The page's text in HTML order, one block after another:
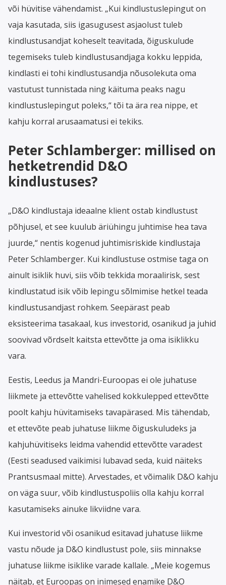
või hüvitise vähendamist. „Kui kindlustuslepingut on
vaja kasutada, siis igasugusest asjaolust tuleb
kindlustusandjat koheselt teavitada, õiguskulude
tegemiseks tuleb kindlustusandjaga kokku leppida,
kindlasti ei tohi kindlustusandja nõusolekuta oma
vastutust tunnistada ning käituma peaks nagu
kindlustuslepingut poleks,“ tõi ta ära rea nippe, et
kahju korral arusaamatusi ei tekiks.
Peter Schlamberger: millised on
hetketrendid D&O
kindlustuses?
„D&O kindlustaja ideaalne klient ostab kindlustust
põhjusel, et see kuulub äriühingu juhtimise hea tava
juurde,“ nentis kogenud juhtimisriskide kindlustaja
Peter Schlamberger. Kui kindlustuse ostmise taga on
ainult isiklik huvi, siis võib tekkida moraalirisk, sest
kindlustatud isik võib lepingu sõlmimise hetkel teada
kindlustusandjast rohkem. Seepärast peab
eksisteerima tasakaal, kus investorid, osanikud ja juhid
soovivad võrdselt kaitsta ettevõtte ja oma isiklikku
vara.
Eestis, Leedus ja Mandri-Euroopas ei ole juhatuse
liikmete ja ettevõtte vahelised kokkulepped ettevõtte
poolt kahju hüvitamiseks tavapärased. Mis tähendab,
et ettevõte peab juhatuse liikme õiguskuludeks ja
kahjuhüvitiseks leidma vahendid ettevõtte varadest
(Eesti seadused vaikimisi lubavad seda, kuid näiteks
Prantsusmaal mitte). Arvestades, et võimalik D&O kahju
on väga suur, võib kindlustuspoliis olla kahju korral
kasutamiseks ainuke likviidne vara.
Kui investorid või osanikud esitavad juhatuse liikme
vastu nõude ja D&O kindlustust pole, siis minnakse
juhatuse liikme isiklike varade kallale. „Meie kogemus
näitab, et Euroopas on inimesed enamike D&O